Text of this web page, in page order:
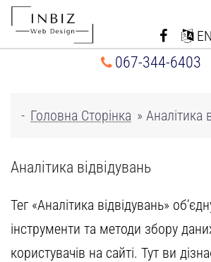
Перейти
EN
067-344-6403
- Головна Сторінка » Аналітика
Аналітика відвідувань
Тег «Аналітика відвідувань»
інструменти та методи збору
користувачів на сайті. Тут ви